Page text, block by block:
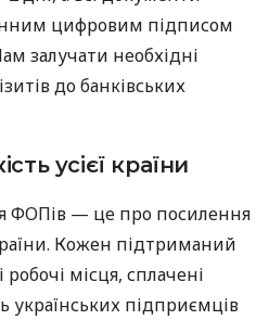
цифровим підписом
залучати необхідні
до банківських
усієї країни
ФОПів — це про посилення
Кожен підтриманий
місця, сплачені
українських підприємців